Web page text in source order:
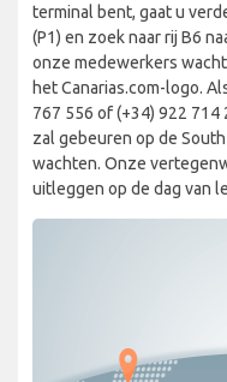
terminal bent, gaat u
(P1) en zoek naar rij B6
onze medewerkers
het Canarias.com-logo.
767 556 of (+34) 922
zal gebeuren op de
wachten. Onze
uitleggen op de dag van